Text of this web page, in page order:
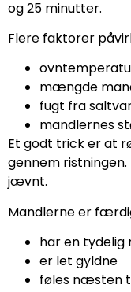
og 25 minutter.
Flere faktorer
mængde
fugt fra
mandlernes
Et godt trick er at
gennem
jævnt.
Mandlerne er
har en tydelig
er let gyldne
føles næsten